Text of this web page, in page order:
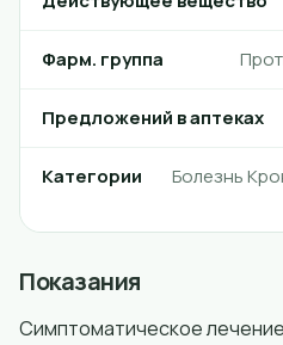
Фарм. группа
Предложений в аптеках
Категории
Болезнь
Показания
Симптоматическое